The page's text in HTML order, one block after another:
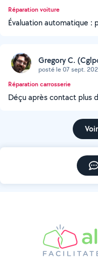
Réparation voiture
Évaluation automatique :
Gregory C.
posté le 07 sept.
Réparation carrosserie
Déçu après contact plus